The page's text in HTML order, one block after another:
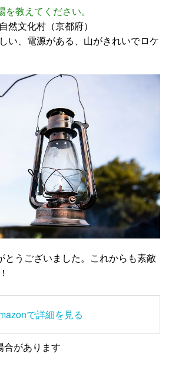
教えてください。
然文化村（京都府）
い、電源がある、山がきれいでロケ
とうございました。これからも素敵
で詳細を見る
合があります